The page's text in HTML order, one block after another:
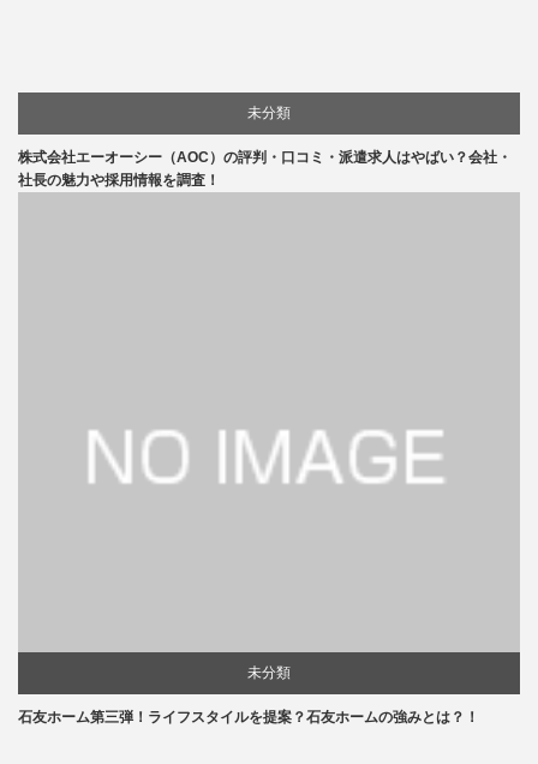
未分類
株式会社エーオーシー（AOC）の評判・口コミ・派遣求人はやばい？会社・
社長の魅力や採用情報を調査！
未分類
石友ホーム第三弾！ライフスタイルを提案？石友ホームの強みとは？！